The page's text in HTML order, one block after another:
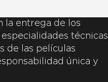
la entrega de los
técnicas
de las películas
única y